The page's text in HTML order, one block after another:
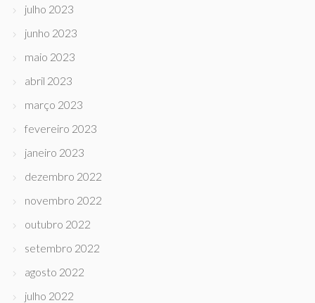
julho 2023
junho 2023
maio 2023
abril 2023
março 2023
fevereiro 2023
janeiro 2023
dezembro 2022
novembro 2022
outubro 2022
setembro 2022
agosto 2022
julho 2022